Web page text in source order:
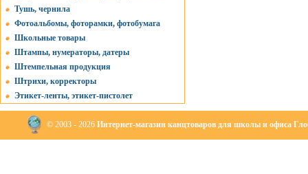
Тушь, чернила
Фотоальбомы, фоторамки, фотобумага
Школьные товары
Штампы, нумераторы, датеры
Штемпельная продукция
Штрихи, корректоры
Этикет-ленты, этикет-пистолет
© 2003 - 2026 Интернет-магазин канцтоваров для школы и офиса